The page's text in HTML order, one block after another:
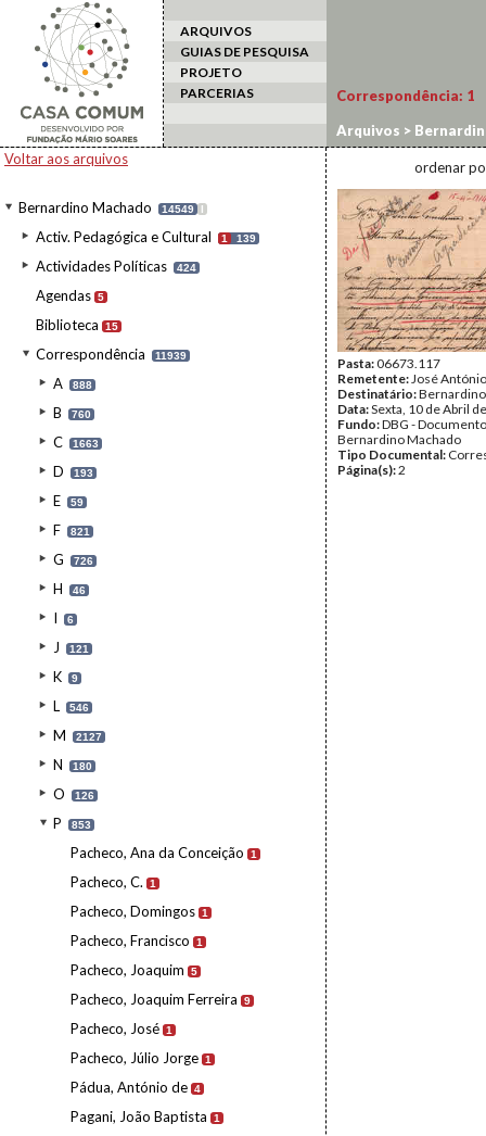
ARQUIVOS
GUIAS DE PESQUISA
PROJETO
PARCERIAS
Voltar aos arquivos
Bernardino Machado 14549 I
Activ. Pedagógica e Cultural 1 139
Actividades Políticas 424
Agendas 5
Biblioteca 15
Correspondência 11939
A 888
B 760
C 1663
D 193
E 59
F 821
G 726
H 46
I 6
J 121
K 9
L 546
M 2127
N 180
O 126
P 853
Pacheco, Ana da Conceição 1
Pacheco, C. 1
Pacheco, Domingos 1
Pacheco, Francisco 1
Pacheco, Joaquim 5
Pacheco, Joaquim Ferreira 9
Pacheco, José 1
Pacheco, Júlio Jorge 1
Pádua, António de 4
Pagani, João Baptista 1
Correspondência: 1
Arquivos >
ordenar
Pasta:06673.117
Remetente:José
Destinatário:
Data:Sexta, 10 de Abril
Fundo:DBG -
Bernardino Machado
Tipo Documental:
Página(s):2